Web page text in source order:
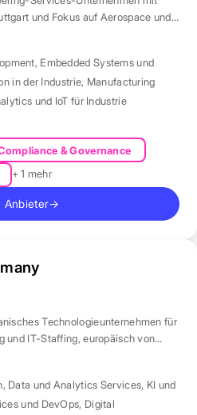
und Fokus auf Aerospace und
, Embedded Systems und
in der Industrie, Manufacturing
und IoT für Industrie
& Governance
+ 1 mehr
Anbieter→
Technologieunternehmen für
und IT-Staffing, europäisch von
, Data und Analytics Services, KI und
und DevOps, Digital